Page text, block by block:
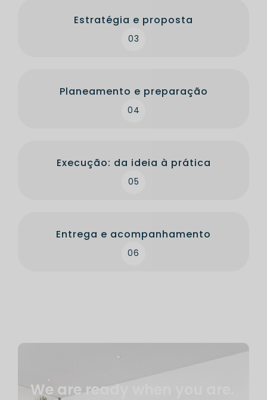
03
Estratégia e proposta
04
Planeamento e preparação
05
Execução: da ideia à prática
06
Entrega e acompanhamento
We are ready when you are.